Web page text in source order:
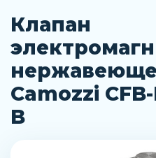
Клапан
Camozzi
B